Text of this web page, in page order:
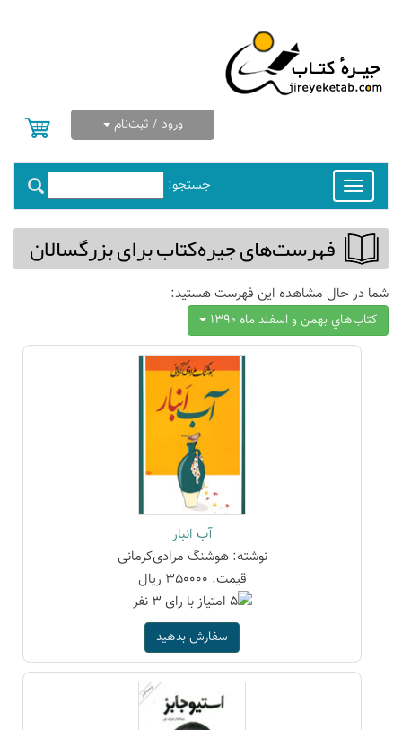
ورود / ثبت‌نام
جستجو:
Toggle
navigation
فهرست‌های جیره‌كتاب برای بزرگسالان
شما در حال مشاهده این فهرست هستید:
كتاب‌هاي بهمن و اسفند ماه 1390
آب انبار
نوشته: هوشنگ مرادی‌کرمانی
قیمت: 350000 ریال
سفارش بدهید